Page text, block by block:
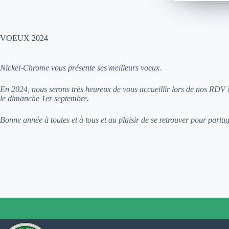
VOEUX 2024
Nickel-Chrome vous présente ses meilleurs voeux.
En 2024, nous serons très heureux de vous accueillir lors de nos
le dimanche 1er septembre.
Bonne année à toutes et à tous et au plaisir de se retrouver pour